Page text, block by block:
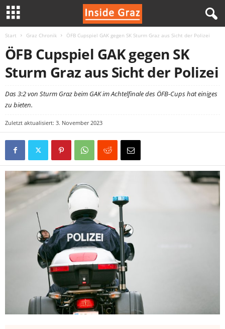
Start Graz Chronik ÖFB Cupspiel GAK gegen SK Sturm Graz aus Sicht der Polizei
ÖFB Cupspiel GAK gegen SK
Sturm Graz aus Sicht der Polizei
Das 3:2 von Sturm Graz beim GAK im Achtelfinale des ÖFB-Cups hat einiges
zu bieten.
Zuletzt aktualisiert: 3. November 2023